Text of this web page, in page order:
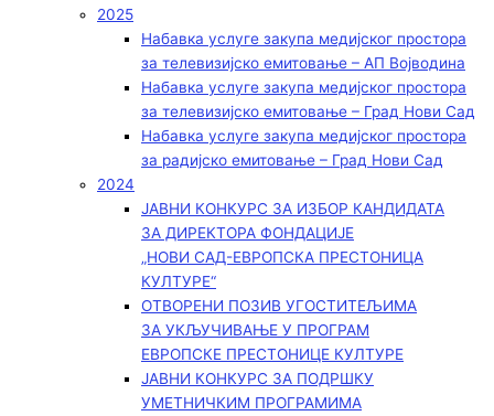
2025
Набавка услуге закупа медијског простора
за телевизијско емитовање – АП Војводинa
Набавка услуге закупа медијског простора
за телевизијско емитовање – Град Нови Сад
Набавка услуге закупа медијског простора
за радијско емитовање – Град Нови Сад
2024
ЈАВНИ КОНКУРС ЗА ИЗБОР КАНДИДАТА
ЗА ДИРЕКТОРА ФОНДАЦИЈЕ
„НОВИ САД-ЕВРОПСКА ПРЕСТОНИЦА
КУЛТУРЕ“
ОТВОРЕНИ ПОЗИВ УГОСТИТЕЉИМА
ЗА УКЉУЧИВАЊЕ У ПРОГРАМ
ЕВРОПСКЕ ПРЕСТОНИЦЕ КУЛТУРЕ
ЈАВНИ КОНКУРС ЗА ПОДРШКУ
УМЕТНИЧКИМ ПРОГРАМИМА